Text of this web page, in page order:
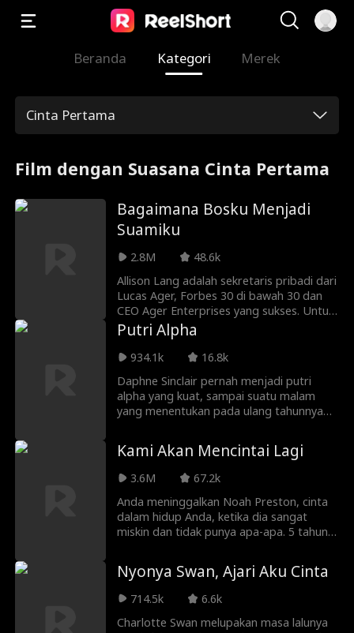
Beranda Kategori Merek
Cinta Pertama
Film dengan Suasana Cinta Pertama
Bagaimana Bosku Menjadi
Suamiku
2.8M
48.6k
Allison Lang adalah sekretaris pribadi dari
Lucas Ager, Forbes 30 di bawah 30 dan
CEO Ager Enterprises yang sukses. Untuk
mengusir mantan pacarnya, Kyle, Allison
mengirim pesan teks kepadanya bahwa
dia sekarang berkencan dengan Lucas
kejadian tak terduga terjadi dan seluruh
perusahaan melihat pesan teksnya?!
Akankah Lucas Ager memecatnya...
terungkap?
Putri Alpha
934.1k
16.8k
Daphne Sinclair pernah menjadi putri
alpha yang kuat, sampai suatu malam
yang menentukan pada ulang tahunnya
menjadi tahanan. Masuki Alpha Atlas, pria
Daphne telah mencintai sepanjang
hidupnya, sampai dia tahu dialah orang di
balik pembunuhan ayahnya. Atlas adalah
setelah satu hal, balas dendam. Tapi
balas dendam itu menyakitkan ketika
Anda jatuh cinta dengan putri musuh
menggali dua kuburan.
Kami Akan Mencintai Lagi
3.6M
67.2k
Anda meninggalkan Noah Preston, cinta
dalam hidup Anda, ketika dia sangat
miskin dan tidak punya apa-apa. 5 tahun
yang ingin mengakuisisi perusahaan Anda
dan membuat hidup Anda seperti neraka.
Akankah Anda mengatakan yang
sebenarnya kepadanya tentang alasan
Anda benar-benar meninggalkannya, atau
Nyonya Swan, Ajari Aku Cinta
714.5k
6.6k
Charlotte Swan melupakan masa lalunya